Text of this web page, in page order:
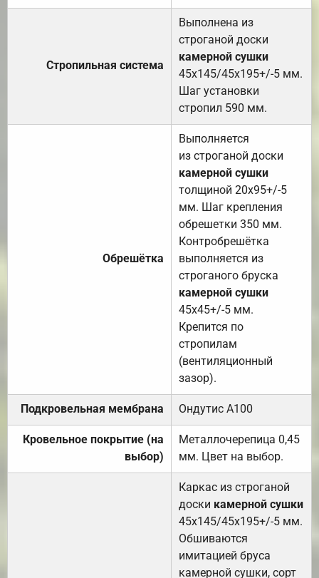
Стропильная система
Выполнена из
строганой доски
камерной сушки
45х145/45х195+/-5 мм.
Шаг установки
стропил 590 мм.
Обрешётка
Выполняется
из строганой доски
камерной сушки
толщиной 20х95+/-5
мм. Шаг крепления
обрешетки 350 мм.
Контробрешётка
выполняется из
строганого бруска
камерной сушки
45х45+/-5 мм.
Крепится по
стропилам
(вентиляционный
зазор).
Подкровельная мембрана Ондутис А100
Кровельное покрытие (на
выбор)
Металлочерепица 0,45
мм. Цвет на выбор.
Каркас из строганой
доски камерной сушки
45х145/45х195+/-5 мм.
Обшиваются
имитацией бруса
камерной сушки, сорт